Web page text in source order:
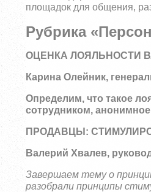
площадок для общения,
Рубрика
ОЦЕНКА ЛОЯЛЬНОСТИ
Карина Олейник,
Определим, что такое
сотрудником,
ПРОДАВЦЫ:
Валерий Хвалев,
Завершаем тему о
разобрали принципы